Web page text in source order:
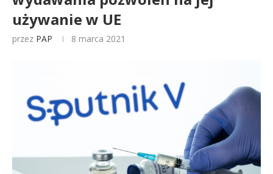
używanie w UE
przez PAP 8 marca 2021